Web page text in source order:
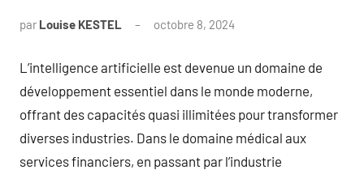
par Louise KESTEL octobre 8, 2024
L’intelligence artificielle est devenue un domaine de
développement essentiel dans le monde moderne,
offrant des capacités quasi illimitées pour transformer
diverses industries. Dans le domaine médical aux
services financiers, en passant par l’industrie